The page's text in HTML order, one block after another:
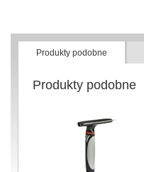
Produkty podobne
Produkty podobne